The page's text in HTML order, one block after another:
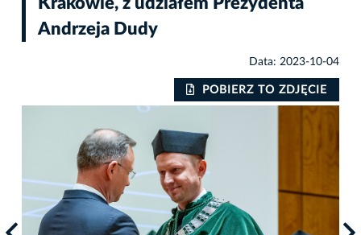
Andrzeja Dudy
Data: 2023-10-04
POBIERZ TO ZDJĘCIE